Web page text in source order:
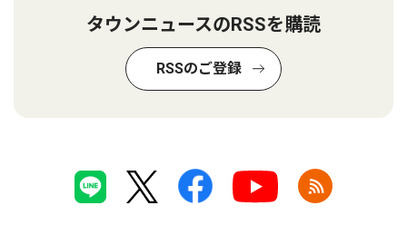
タウンニュースのRSSを購読
RSSのご登録